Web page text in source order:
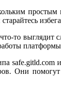
то выглядит
платформы
Они